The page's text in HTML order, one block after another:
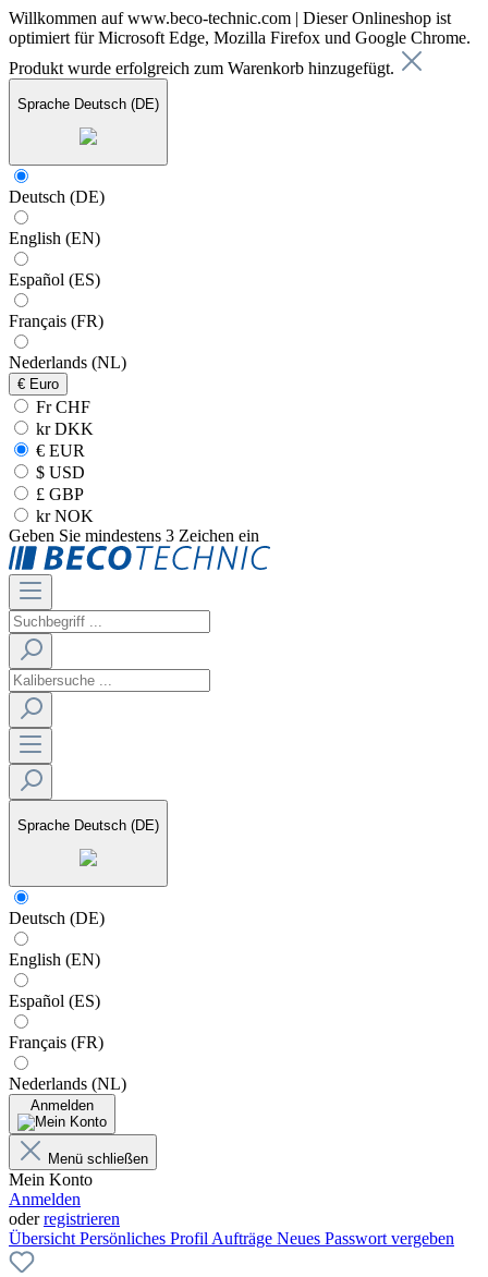
Willkommen auf www.beco-technic.com | Dieser Onlineshop ist
optimiert für Microsoft Edge, Mozilla Firefox und Google Chrome.
Produkt wurde erfolgreich zum Warenkorb hinzugefügt.
Sprache Deutsch (DE)
Deutsch (DE)
English (EN)
Español (ES)
Français (FR)
Nederlands (NL)
€ Euro
Fr CHF
kr DKK
€ EUR
$ USD
£ GBP
kr NOK
Geben Sie mindestens 3 Zeichen ein
Sprache Deutsch (DE)
Deutsch (DE)
English (EN)
Español (ES)
Français (FR)
Nederlands (NL)
Anmelden
Menü schließen
Mein Konto
Anmelden
oderregistrieren
Übersicht Persönliches Profil Aufträge Neues Passwort vergeben